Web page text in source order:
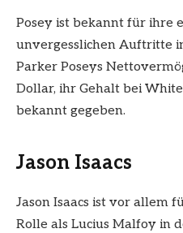
Posey ist bekannt für ihre
unvergesslichen Auftritte
Parker Poseys
Dollar, ihr Gehalt bei
bekannt gegeben.
Jason Isaacs
Jason Isaacs ist vor allem
Rolle als Lucius Malfoy in